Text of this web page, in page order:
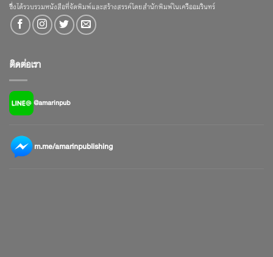
ซึ่งได้รวบรวมหนังสือที่จัดพิมพ์และสร้างสรรค์โดยสำนักพิมพ์ในเครืออมรินทร์
ติดต่อเรา
@amarinpub
m.me/amarinpublishing